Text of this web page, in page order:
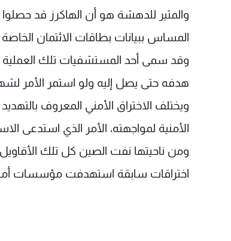
والمثير للدهشة هو أن الهاكرز قد حصلوا
المساس ببيانات بطاقات الائتمان
وقد سمى أحد المستشفيات تلك العملية
هدفه حتى يصل إليه ولو استمر الأمر
ويختلف الاختراق الأمني المعروف
الأمنية لمواجهته، الأمر الذي استدعى
ومن ناحيتها نفت الصين كل تلك
اختراقات سابقة استهدفت مؤسسات